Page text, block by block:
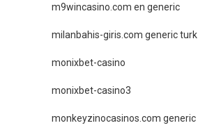
m9wincasino.com en generic
milanbahis-giris.com generic turk
monixbet-casino
monixbet-casino3
monkeyzinocasinos.com generic